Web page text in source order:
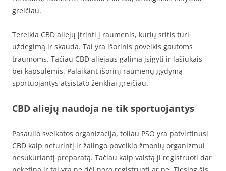
greičiau.
Tereikia CBD aliejų įtrinti į raumenis, kurių sritis turi
uždegimą ir skauda. Tai yra išorinis poveikis gautoms
traumoms. Tačiau CBD aliejaus galima įsigyti ir lašiukais
bei kapsulėmis. Palaikant išorinį raumenų gydymą
sportuojantys atsistato ženkliai greičiau.
CBD aliejų naudoja ne tik sportuojantys
Pasaulio sveikatos organizacija, toliau PSO yra patvirtinusi
CBD kaip neturintį ir žalingo poveikio žmonių organizmui
nesukuriantį preparatą. Tačiau kaip vaistą ji registruoti dar